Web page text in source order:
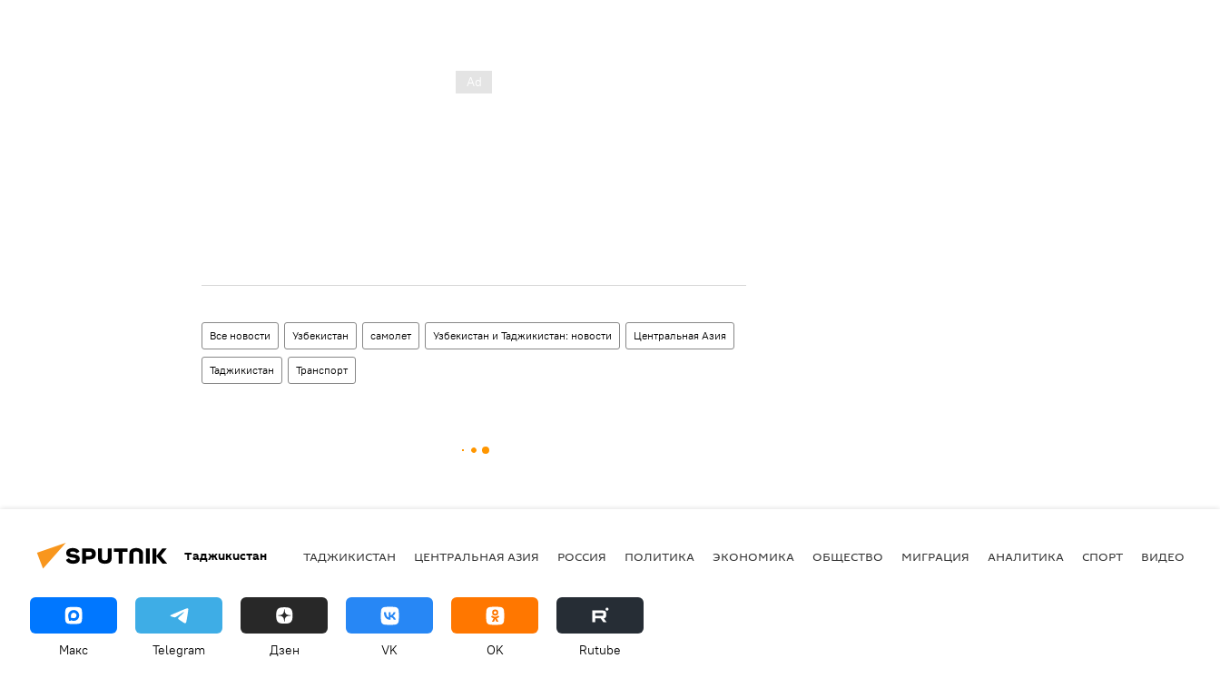
Все новости Узбекистан самолет Узбекистан и Таджикистан: новости Центральная Азия
Таджикистан Транспорт
Таджикистан ТАДЖИКИСТАН ЦЕНТРАЛЬНАЯ АЗИЯ РОССИЯ ПОЛИТИКА ЭКОНОМИКА ОБЩЕСТВО МИГРАЦИЯ АНАЛИТИКА СПОРТ ВИДЕО
Макс Telegram Дзен VK OK Rutube